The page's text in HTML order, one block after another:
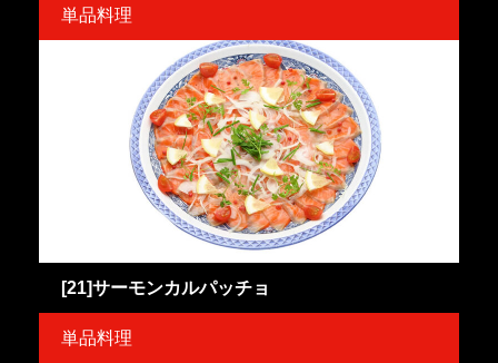
単品料理
[21]サーモンカルパッチョ
単品料理